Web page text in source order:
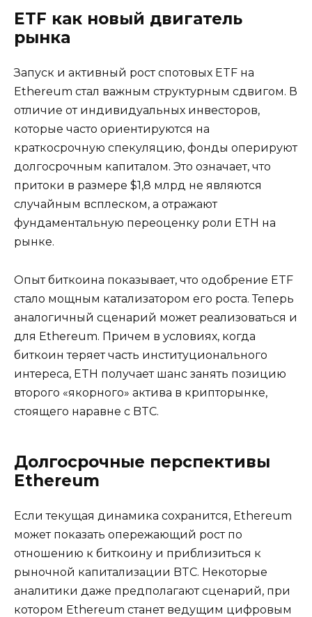
ETF как новый двигатель
рынка
Запуск и активный рост спотовых ETF на
Ethereum стал важным структурным сдвигом. В
отличие от индивидуальных инвесторов,
которые часто ориентируются на
краткосрочную спекуляцию, фонды оперируют
долгосрочным капиталом. Это означает, что
притоки в размере $1,8 млрд не являются
случайным всплеском, а отражают
фундаментальную переоценку роли ETH на
рынке.
Опыт биткоина показывает, что одобрение ETF
стало мощным катализатором его роста. Теперь
аналогичный сценарий может реализоваться и
для Ethereum. Причем в условиях, когда
биткоин теряет часть институционального
интереса, ETH получает шанс занять позицию
второго «якорного» актива в крипторынке,
стоящего наравне с BTC.
Долгосрочные перспективы
Ethereum
Если текущая динамика сохранится, Ethereum
может показать опережающий рост по
отношению к биткоину и приблизиться к
рыночной капитализации BTC. Некоторые
аналитики даже предполагают сценарий, при
котором Ethereum станет ведущим цифровым